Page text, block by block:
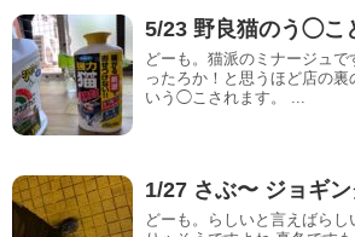
5/23 野良猫のう◯こ
どーも。猫派のミナージュ
ったろか！と思うほど店の
いう◯こされます。 ...
1/27 さぶ〜 ジョギ
どーも。らしいと言えばら